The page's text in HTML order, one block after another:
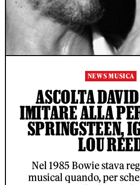
NEWS MUSICA
ASCOLTA
IMITARE ALLA
SPRINGSTEEN,
LOU
Nel 1985 Bowie stava
musical quando, per